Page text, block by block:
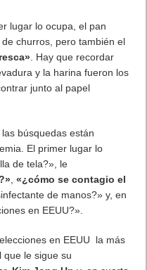
lugar lo ocupa, el pan
churros, pero también el
. Hay que recordar
y la harina fueron los
junto al papel
, las búsquedas están
El primer lugar lo
de tela?», le
,«¿cómo se contagio el
de manos?» y, en
en EEUU?».
en EEUU la más
que le sigue su